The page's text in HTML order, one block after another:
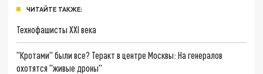
ЧИТАЙТЕ ТАКЖЕ:
Технофашисты XXI века
"Кротами" были все? Теракт в центре Москвы: На генералов
охотятся "живые дроны"